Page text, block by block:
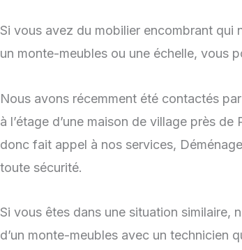
Si vous avez du mobilier encombrant
un monte-meubles ou une échelle, vous
Nous avons récemment été contactés
à l’étage d’une maison de village près
donc fait appel à nos services,
toute sécurité.
Si vous êtes dans une situation
d’un monte-meubles avec un technicien